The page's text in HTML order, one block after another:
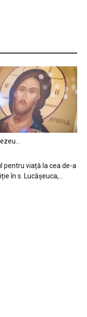
pentru viață la cea de-a
în s. Lucășeuca,...